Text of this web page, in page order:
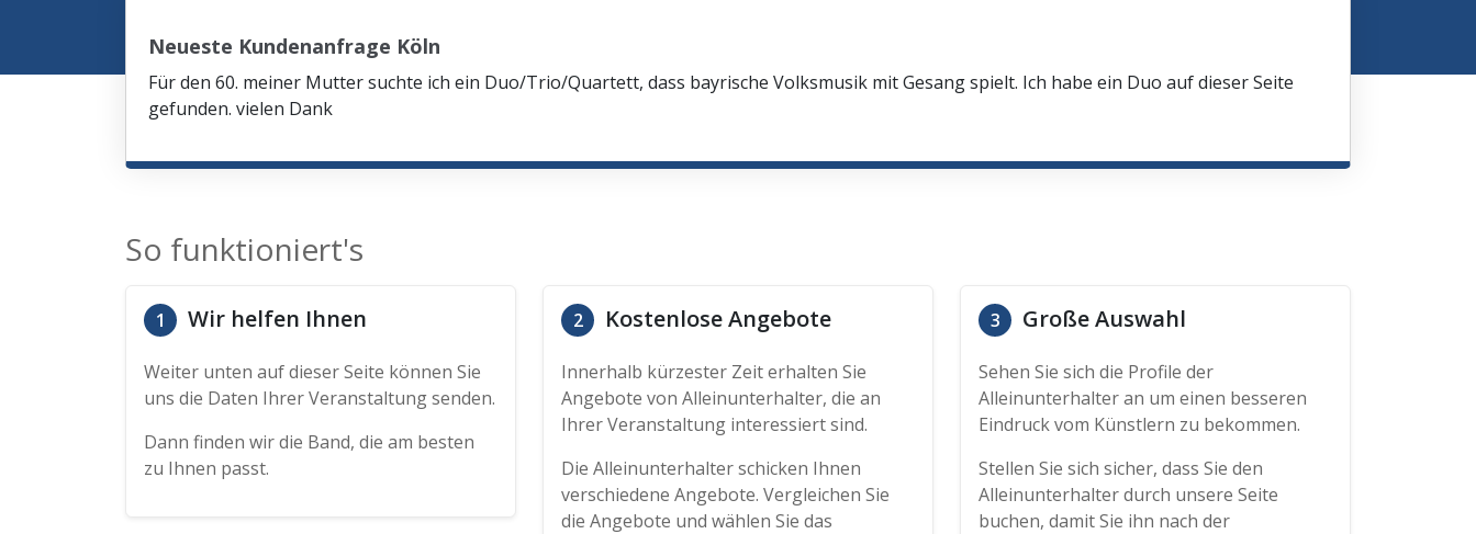
Neueste Kundenanfrage Köln
Für den 60. meiner Mutter suchte ich ein Duo/Trio/Quartett, dass bayrische Volksmusik mit Gesang spielt. Ich habe ein Duo auf dieser Seite
gefunden. vielen Dank
So funktioniert's
1 Wir helfen Ihnen
Weiter unten auf dieser Seite können Sie
uns die Daten Ihrer Veranstaltung senden.
Dann finden wir die Band, die am besten
zu Ihnen passt.
2 Kostenlose Angebote
Innerhalb kürzester Zeit erhalten Sie
Angebote von Alleinunterhalter, die an
Ihrer Veranstaltung interessiert sind.
Die Alleinunterhalter schicken Ihnen
verschiedene Angebote. Vergleichen Sie
die Angebote und wählen Sie das
3 Große Auswahl
Sehen Sie sich die Profile der
Alleinunterhalter an um einen besseren
Eindruck vom Künstlern zu bekommen.
Stellen Sie sich sicher, dass Sie den
Alleinunterhalter durch unsere Seite
buchen, damit Sie ihn nach der